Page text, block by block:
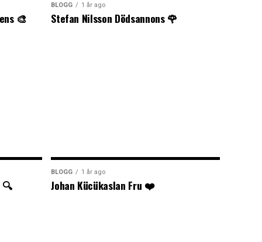
🎨
BLOGG 1 år ago
Stefan Nilsson Dödsannons 🌹
🔍
BLOGG 1 år ago
Johan Kücükaslan Fru ❤️